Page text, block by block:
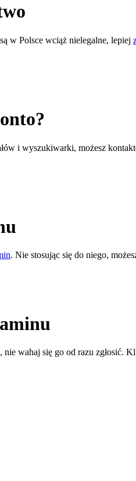
w Polsce wciąż nielegalne, lepiej
i wyszukiwarki, możesz
. Nie stosując się do niego,
nie wahaj się go od razu